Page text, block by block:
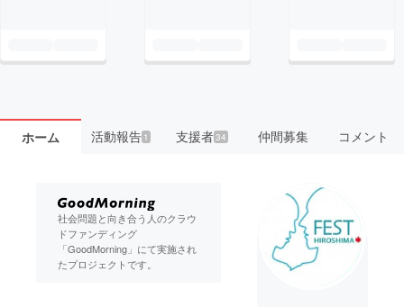
ホーム 活動報告1 支援者34 仲間募集 コメント
社会問題と向き合う人のクラウ
ドファンディング
「GoodMorning」にて実施され
たプロジェクトです。